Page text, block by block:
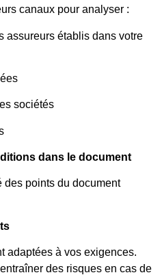
canaux pour analyser :
assureurs établis dans votre
sociétés
dans le document
des points du document
adaptées à vos exigences.
des risques en cas de